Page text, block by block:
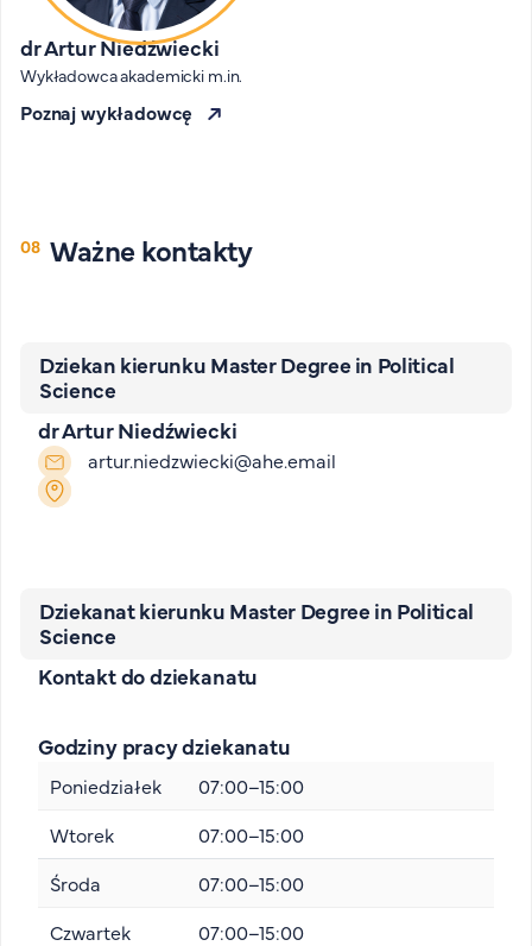
dr Artur Niedźwiecki
Wykładowca akademicki m.in.
Poznaj wykładowcę
Ważne kontakty
Dziekan kierunku Master Degree in Political
Science
dr Artur Niedźwiecki
artur.niedzwiecki@ahe.email
Dziekanat kierunku Master Degree in Political
Science
Kontakt do dziekanatu
Godziny pracy dziekanatu
Poniedziałek
07:00–15:00
Wtorek
07:00–15:00
Środa
07:00–15:00
Czwartek
07:00–15:00